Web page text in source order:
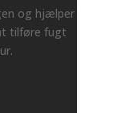
og hjælper
tilføre fugt